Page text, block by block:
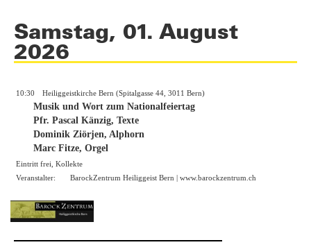
Samstag, 01. August
2026
10:30 Heiliggeistkirche Bern (Spitalgasse 44, 3011 Bern)
Musik und Wort zum Nationalfeiertag
Pfr. Pascal Känzig, Texte
Dominik Ziörjen, Alphorn
Marc Fitze, Orgel
Eintritt frei, Kollekte
Veranstalter:
BarockZentrum Heiliggeist Bern | www.barockzentrum.ch